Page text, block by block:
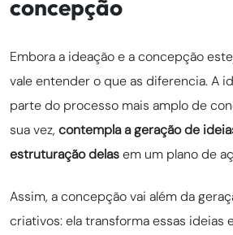
concepção
Embora a ideação e a concepção
vale entender o que as diferencia. A
parte do processo mais amplo de
sua vez, contempla a geração de
estruturação delasem um plano de
Assim, a concepção vai além da
criativos: ela transforma essas ideias